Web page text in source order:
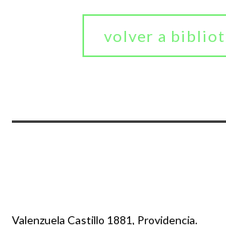
volver a
Valenzuela Castillo 1881, Providencia.